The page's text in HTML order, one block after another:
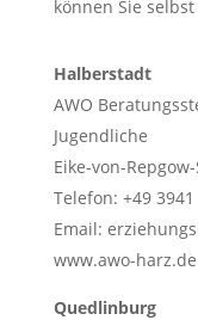
können Sie
Halberstadt
AWO
Jugendliche
Eike-von-
Telefon: +49
Email:
www.awo-harz.de
Quedlinburg